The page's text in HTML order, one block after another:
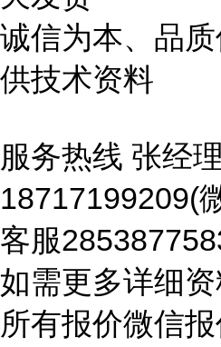
诚信为本、品
供技术资料
服务热线 张经理
18717199209(
客服
如需更多详细
所有报价微信